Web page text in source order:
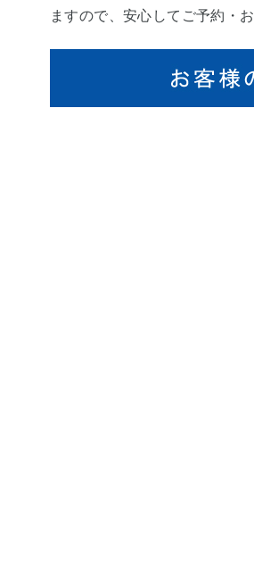
ますので、安心してご予約・